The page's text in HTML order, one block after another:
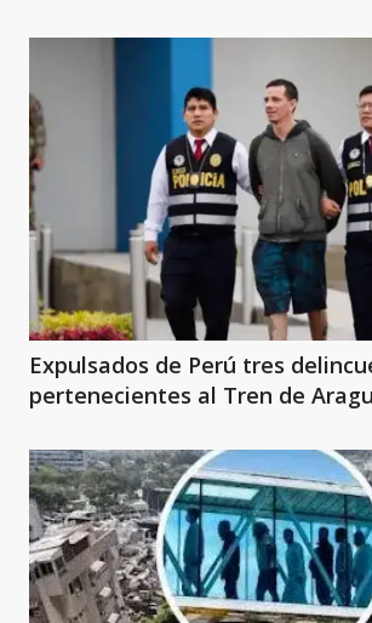
Expulsados de Perú tres
pertenecientes al Tren de